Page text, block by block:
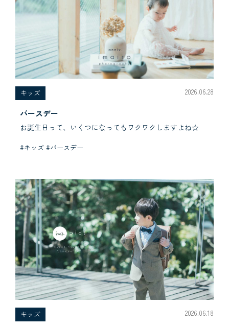
キッズ 2026.06.28
バースデー
お誕生日って、いくつになってもワクワクしますよね☆
#キッズ #バースデー
キッズ 2026.06.18